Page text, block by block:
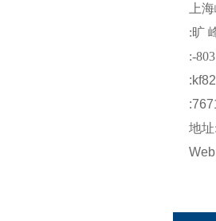
上海
:旷
:-803
地址